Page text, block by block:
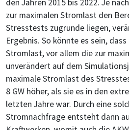
den Jahren 2015 bis 2022. Je
zur maximalen Stromlast den
Stresstests zugrunde liegen,
Ergebnis. So könnte es sein,
Stromlast, vor allem die zur
unverändert auf dem
maximale Stromlast des
8 GW höher, als sie es in den
letzten Jahre war. Durch eine
Stromnachfrage entsteht dann